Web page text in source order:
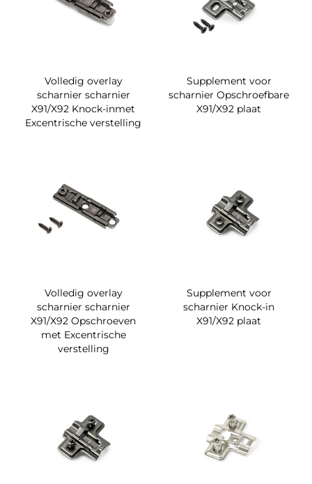
Volledig overlay
scharnier scharnier
X91/X92 Knock-inmet
Excentrische verstelling
Supplement voor
scharnier Opschroefbare
X91/X92 plaat
Volledig overlay
scharnier scharnier
X91/X92 Opschroeven
met Excentrische
verstelling
Supplement voor
scharnier Knock-in
X91/X92 plaat